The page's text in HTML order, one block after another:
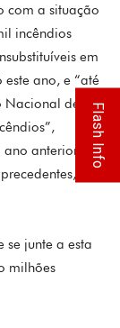
com a situação
incêndios
em
ano, e “até
de
anterior, o
que
junte a esta
milhões
Flash Info